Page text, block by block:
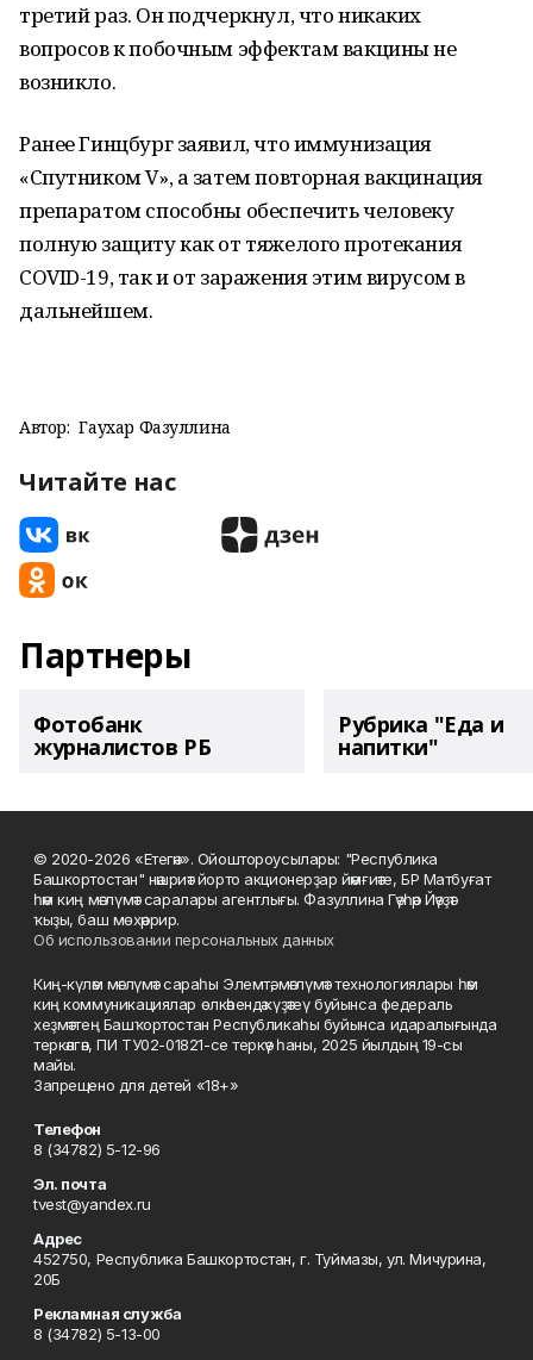
третий раз. Он подчеркнул, что никаких
вопросов к побочным эффектам вакцины не
возникло.
Ранее Гинцбург заявил, что иммунизация
«Спутником V», а затем повторная вакцинация
препаратом способны обеспечить человеку
полную защиту как от тяжелого протекания
COVID-19, так и от заражения этим вирусом в
дальнейшем.
Автор: Гаухар Фазуллина
Читайте нас
Партнеры
Фотобанк
журналистов РБ
Рубрика "Еда и
напитки"
© 2020-2026 «Етегән». Ойоштороусылары: "Республика
Башкортостан" нәшриәт йорто акционерҙар йәмғиәте, БР Матбуғат
һәм киң мәғлүмәт саралары агентлығы. Фазуллина Гәүһәр Йәүҙәт
ҡыҙы, баш мөхәррир.
Об использовании персональных данных
Киң-күләм мәғлүмәт сараһы Элемтә, мәғлүмәт технологиялары һәм
киң коммуникациялар өлкәһендә күҙәтеү буйынса федераль
хеҙмәттең Башҡортостан Республикаһы буйынса идаралығында
теркәлгән, ПИ ТУ02-01821-се теркәү һаны, 2025 йылдың 19-сы
майы.
Запрещено для детей «18+»
Телефон
8 (34782) 5-12-96
Эл. почта
tvest@yandex.ru
Адрес
452750, Республика Башкортостан, г. Туймазы, ул. Мичурина,
20Б
Рекламная служба
8 (34782) 5-13-00